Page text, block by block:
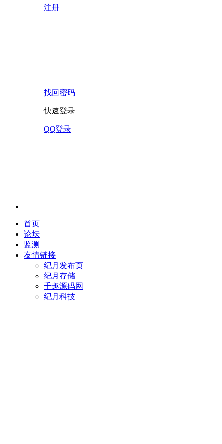
注册
找回密码
快速登录
QQ登录
首页
论坛
监测
友情链接
纪月发布页
纪月存储
千趣源码网
纪月科技